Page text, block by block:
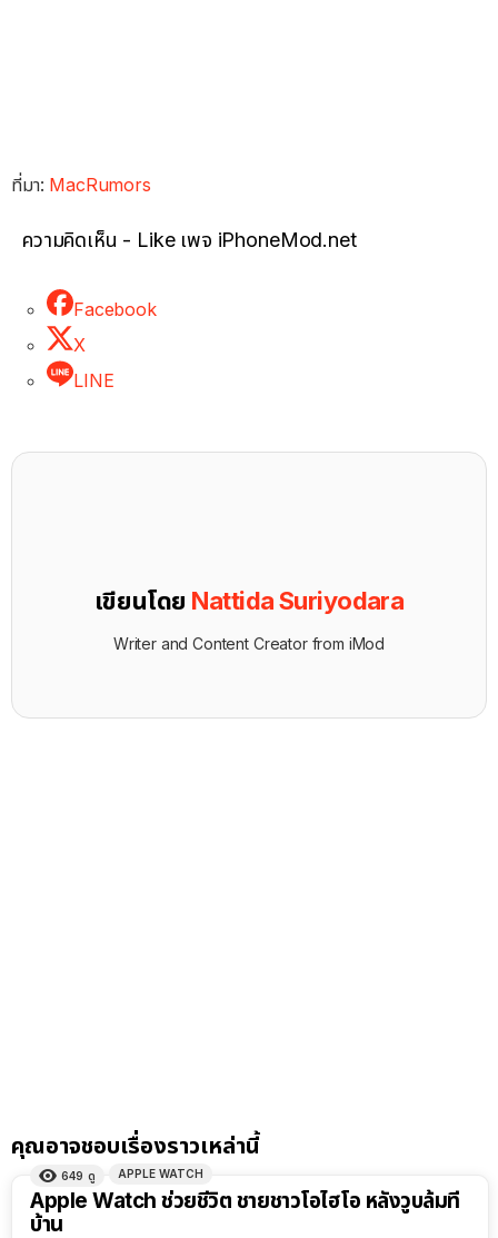
ที่มา: MacRumors
ความคิดเห็น - Like เพจ iPhoneMod.net
Facebook
X
LINE
เขียนโดย Nattida Suriyodara
Writer and Content Creator from iMod
คุณอาจชอบเรื่องราวเหล่านี้
649 ดู APPLE WATCH
Apple Watch ช่วยชีวิต ชายชาวโอไฮโอ หลังวูบล้มที่
บ้าน